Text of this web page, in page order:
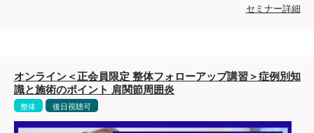
セミナー詳細
オンライン＜正会員限定 整体フォローアップ講習＞症例別知
識と施術のポイント 肩関節周囲炎
整体 後日視聴可